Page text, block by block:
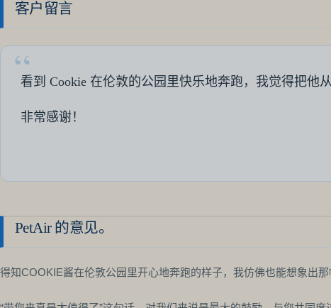
客户留言
看到 Cookie 在伦敦的公园里快乐地奔跑，我觉得把他
非常感谢！
PetAir 的意见。
得知COOKIE酱在伦敦公园里开心地奔跑的样子，我仿佛也能想象出那